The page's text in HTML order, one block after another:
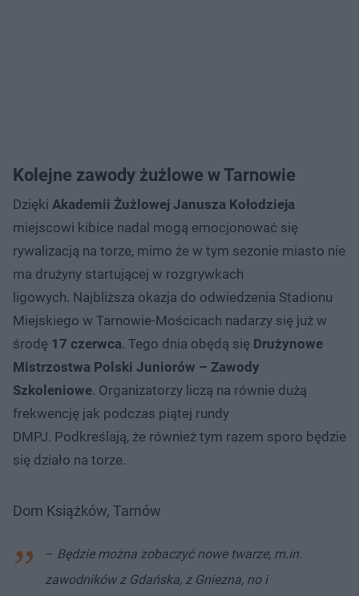
Kolejne zawody żużlowe w Tarnowie
Dzięki Akademii Żużlowej Janusza Kołodzieja
miejscowi kibice nadal mogą emocjonować się
rywalizacją na torze, mimo że w tym sezonie miasto nie
ma drużyny startującej w rozgrywkach
ligowych. Najbliższa okazja do odwiedzenia Stadionu
Miejskiego w Tarnowie-Mościcach nadarzy się już w
środę 17 czerwca. Tego dnia obędą się Drużynowe
Mistrzostwa Polski Juniorów – Zawody
Szkoleniowe. Organizatorzy liczą na równie dużą
frekwencję jak podczas piątej rundy
DMPJ. Podkreślają, że również tym razem sporo będzie
się działo na torze.
Dom Książków, Tarnów
– Będzie można zobaczyć nowe twarze, m.in.
zawodników z Gdańska, z Gniezna, no i